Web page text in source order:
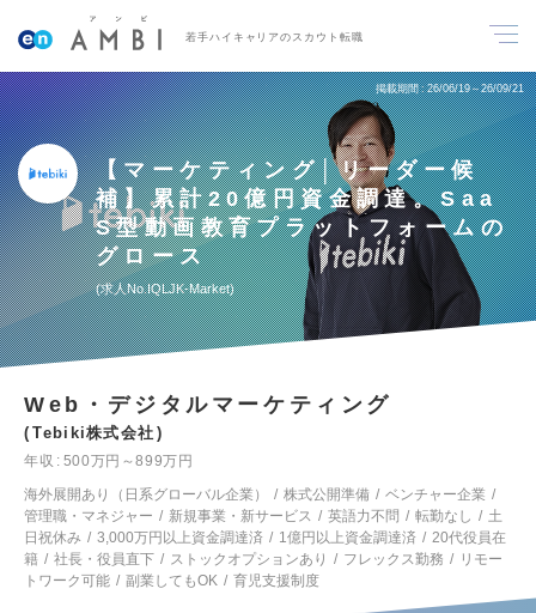
若手ハイキャリアのスカウト転職
掲載期間 26/06/19～26/09/21
【マーケティング│リーダー候
補】累計20億円資金調達。Saa
S型動画教育プラットフォームの
グロース
求人No.IQLJK-Market
Web・デジタルマーケティング
Tebiki株式会社
年収
500万円～899万円
海外展開あり（日系グローバル企業）
株式公開準備
ベンチャー企業
管理職・マネジャー
新規事業・新サービス 英語力不問 転勤なし
土
日祝休み
3,000万円以上資金調達済 1億円以上資金調達済
20代役員在
籍
社長・役員直下 ストックオプションあり フレックス勤務
リモー
トワーク可能
副業してもOK 育児支援制度